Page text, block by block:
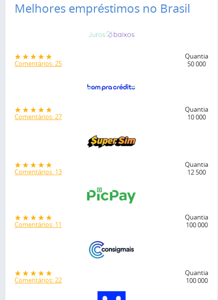
Melhores empréstimos no Brasil
Comentários: 25
Quantia
50 000
Comentários: 27
Quantia
10 000
Comentários: 13
Quantia
12 500
Comentários: 11
Quantia
100 000
Comentários: 22
Quantia
100 000